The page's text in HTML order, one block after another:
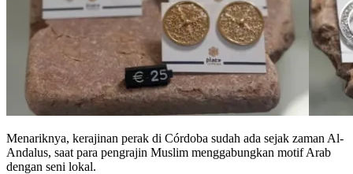
Menariknya, kerajinan perak di Córdoba sudah ada sejak zaman Al-
Andalus, saat para pengrajin Muslim menggabungkan motif Arab
dengan seni lokal.